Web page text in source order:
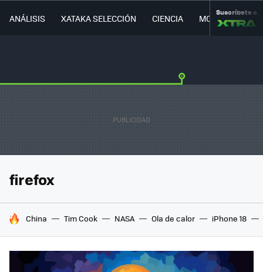
ANÁLISIS XATAKA SELECCIÓN CIENCIA MOVILIDAD
Suscríbete a
firefox
HOY SE HABLA DE
China Tim Cook NASA Ola de calor iPhone 18